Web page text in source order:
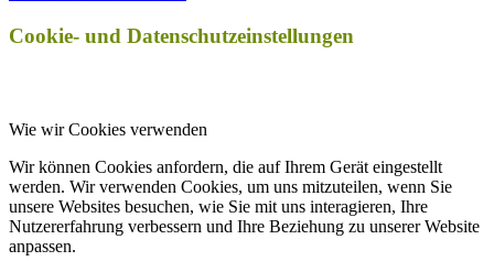
Cookie- und Datenschutzeinstellungen
Wie wir Cookies verwenden
Wir können Cookies anfordern, die auf Ihrem Gerät eingestellt
werden. Wir verwenden Cookies, um uns mitzuteilen, wenn Sie
unsere Websites besuchen, wie Sie mit uns interagieren, Ihre
Nutzererfahrung verbessern und Ihre Beziehung zu unserer Website
anpassen.